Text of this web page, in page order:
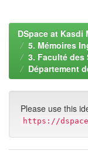
DSpace at Kasdi
5. Mémoires
3. Faculté des
Département
Please use this
https://